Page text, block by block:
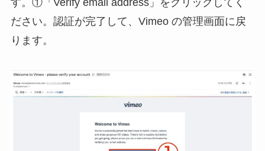
ださい。認証が完了して、Vimeo の管理画面に戻
ります。